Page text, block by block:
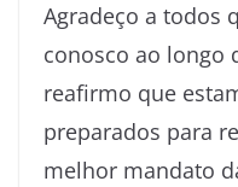
Agradeço a todos
conosco ao longo
reafirmo que
preparados para
melhor mandato